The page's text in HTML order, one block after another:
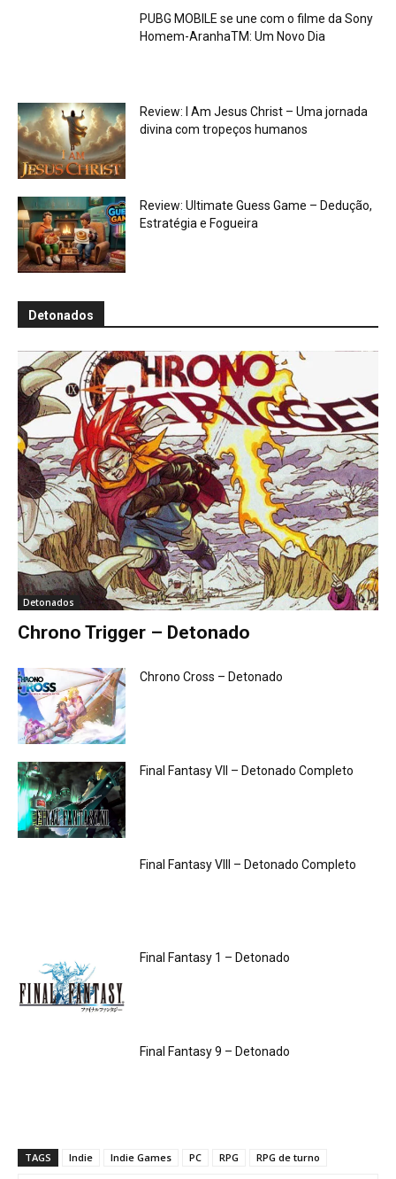
PUBG MOBILE se une com o filme da Sony
Homem-AranhaTM: Um Novo Dia
Review: I Am Jesus Christ – Uma jornada
divina com tropeços humanos
Review: Ultimate Guess Game – Dedução,
Estratégia e Fogueira
Detonados
Detonados
Chrono Trigger – Detonado
Chrono Cross – Detonado
Final Fantasy VII – Detonado Completo
Final Fantasy VIII – Detonado Completo
Final Fantasy 1 – Detonado
Final Fantasy 9 – Detonado
TAGS Indie Indie Games PC RPG RPG de turno